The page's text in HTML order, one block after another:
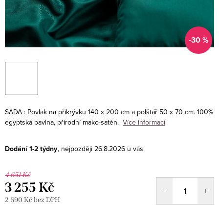
-30 %
SADA : Povlak na přikrývku 140 x 200 cm a polštář 50 x 70 cm. 100%
egyptská bavlna, přírodní mako-satén. Více informací
Dodání 1-2 týdny 26.8.2026
4 651 Kč
3 255 Kč
2 690 Kč bez DPH